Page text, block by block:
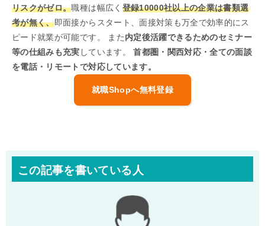
リスクがゼロ。職種は幅広く 登録10000社以上の企業は書類選
考が無く、即面接からスタート、面接対策も万全で効率的にス
ピード就業が可能です。 また内定後活躍できるためのセミナー
等の仕組みも充実 しています。首都圏・関西対応・全ての面談
を電話・リモートで対応しています。
就職Shopへ無料登録
この記事を書いている人